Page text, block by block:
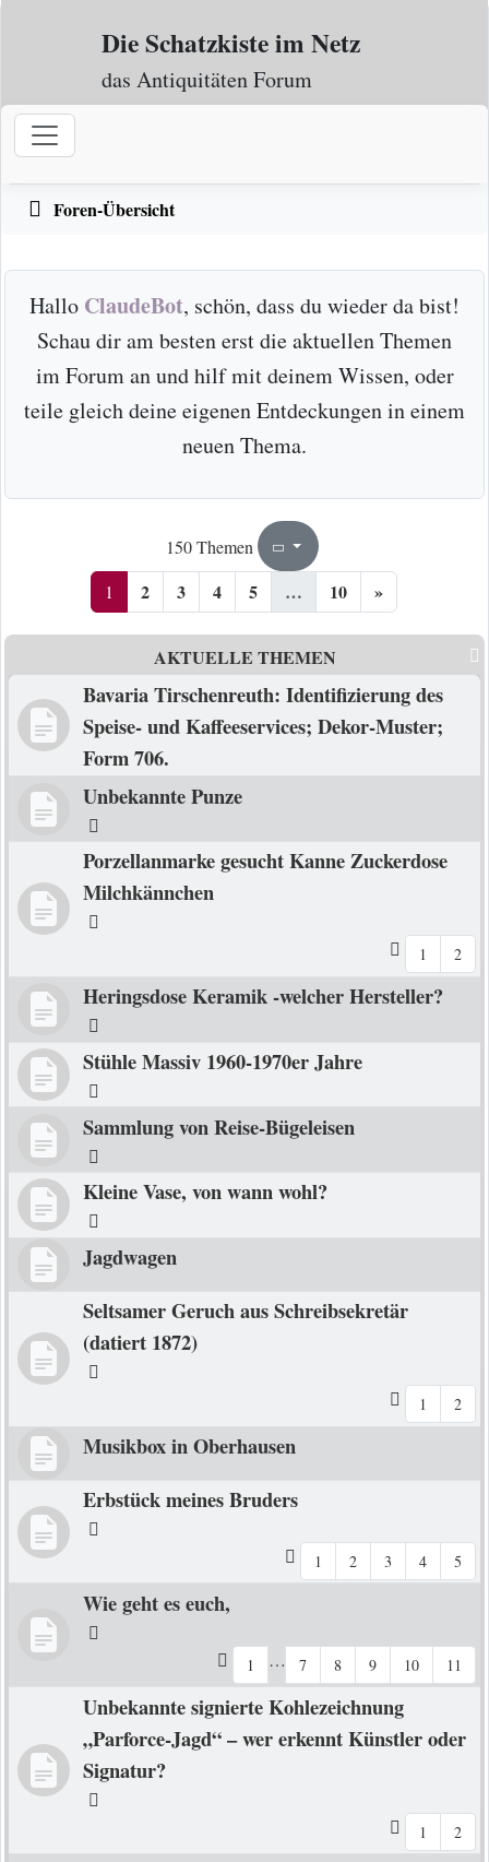
Zum Inhalt
Die Schatzkiste im Netz
das Antiquitäten Forum
Foren-Übersicht
Hallo ClaudeBot, schön, dass du wieder da bist!
Schau dir am besten erst die aktuellen Themen
im Forum an und hilf mit deinem Wissen, oder
teile gleich deine eigenen Entdeckungen in einem
neuen Thema.
150 Themen Seite1
1 2 3 4 5 … 10 »
AKTUELLE THEMEN
Bavaria Tirschenreuth: Identifizierung des
Speise- und Kaffeeservices; Dekor-Muster;
Form 706.
Unbekannte Punze
Porzellanmarke gesucht Kanne Zuckerdose
Milchkännchen
1 2
Heringsdose Keramik -welcher Hersteller?
Stühle Massiv 1960-1970er Jahre
Sammlung von Reise-Bügeleisen
Kleine Vase, von wann wohl?
Jagdwagen
Seltsamer Geruch aus Schreibsekretär
(datiert 1872)
1 2
Musikbox in Oberhausen
Erbstück meines Bruders
1 2 3 4 5
Wie geht es euch,
1 … 7 8 9 10 11
Unbekannte signierte Kohlezeichnung
„Parforce-Jagd“ – wer erkennt Künstler oder
Signatur?
1 2